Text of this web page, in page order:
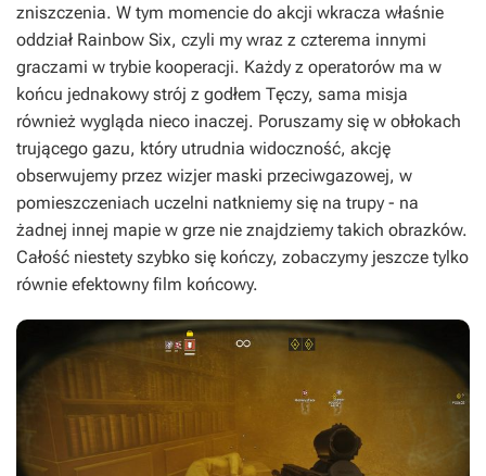
zniszczenia. W tym momencie do akcji wkracza właśnie
oddział Rainbow Six, czyli my wraz z czterema innymi
graczami w trybie kooperacji. Każdy z operatorów ma w
końcu jednakowy strój z godłem Tęczy, sama misja
również wygląda nieco inaczej. Poruszamy się w obłokach
trującego gazu, który utrudnia widoczność, akcję
obserwujemy przez wizjer maski przeciwgazowej, w
pomieszczeniach uczelni natkniemy się na trupy - na
żadnej innej mapie w grze nie znajdziemy takich obrazków.
Całość niestety szybko się kończy, zobaczymy jeszcze tylko
równie efektowny film końcowy.